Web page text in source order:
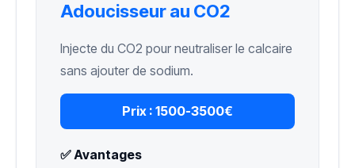
Adoucisseur au CO2
Injecte du CO2 pour neutraliser le calcaire
sans ajouter de sodium.
Prix : 1500-3500€
✅ Avantages